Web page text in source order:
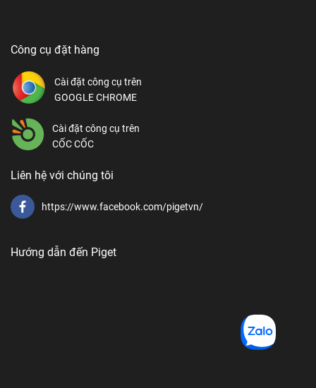
Công cụ đặt hàng
Cài đặt công cụ trên
GOOGLE CHROME
Cài đặt công cụ trên
CỐC CỐC
Liên hệ với chúng tôi
https://www.facebook.com/pigetvn/
Hướng dẫn đến Piget